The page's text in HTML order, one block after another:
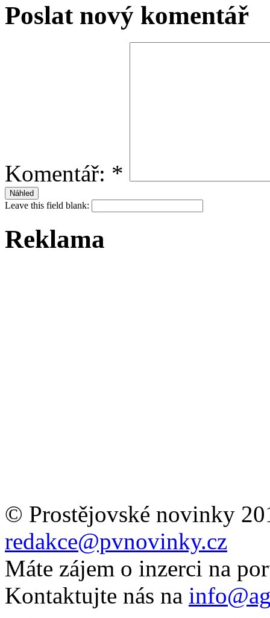
Poslat nový komentář
Komentář: *
Leave this field blank:
Reklama
© Prostějovské novinky
redakce@pvnovinky.cz
Máte zájem o inzerci na
Kontaktujte nás na